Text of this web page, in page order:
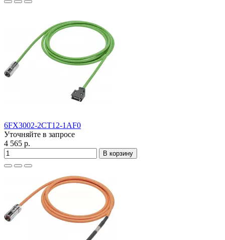
6FX3002-2CT12-1AF0
Уточняйте в запросе
4 565 р.
В корзину